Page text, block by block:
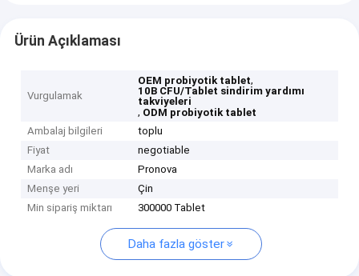
Ürün Açıklaması
Vurgulamak
OEM probiyotik tablet,
10B CFU/Tablet sindirim yardımı
takviyeleri
, ODM probiyotik tablet
Ambalaj bilgileri
toplu
Fiyat
negotiable
Marka adı
Pronova
Menşe yeri
Çin
Min sipariş miktarı
300000 Tablet
Daha fazla göster